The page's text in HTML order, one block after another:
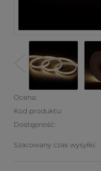
Ocena:
Kod produktu:
Dostępność:
Szacowany czas wysyłki: